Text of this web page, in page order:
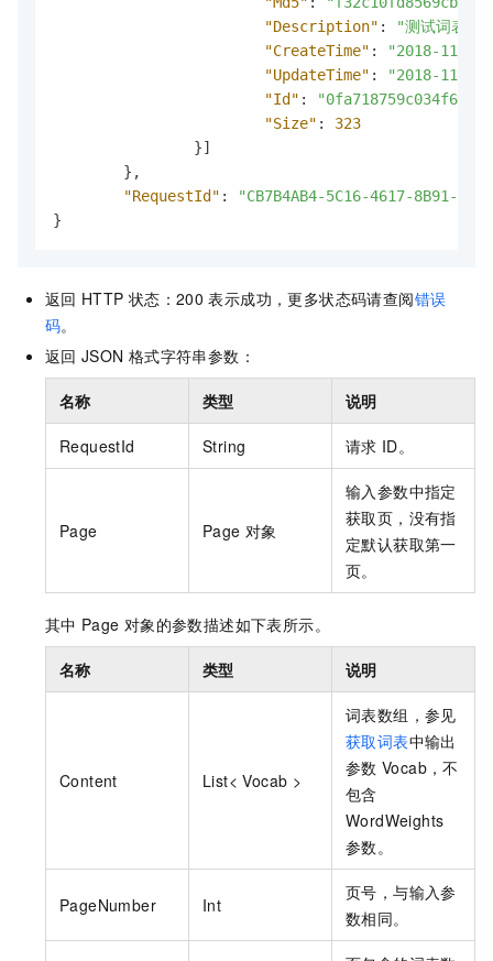
"Description" :
"测试词表描
"CreateTime" :
"2018-11-
"UpdateTime" :
"2018-11-
"Id" :
"Size" :
323
}]
} ,
"RequestId" :
"CB7B4AB4-5C16-4617-8B91-
}
返回 HTTP 状态：200 表示成功，更多状态码请查阅错误
码。
返回 JSON 格式字符串参数：
名称 类型 说明
RequestId String 请求 ID。
Page Page 对象
输入参数中指定
获取页，没有指
定默认获取第一
页。
其中 Page 对象的参数描述如下表所示。
名称 类型 说明
Content List< Vocab >
词表数组，参见
获取词表中输出
参数 Vocab，不
包含
WordWeights
参数。
PageNumber Int
页号，与输入参
数相同。